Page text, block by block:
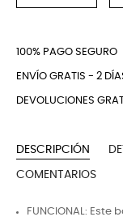
100% PAGO SEGURO
ENVÍO GRATIS - 2
DEVOLUCIONES
DESCRIPCIÓN
COMENTARIOS
FUNCIONAL: